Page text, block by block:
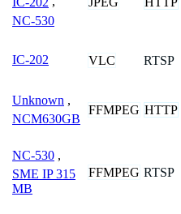
NC-530
IC-202 VLC RTSP
Unknown ,
NCM630GB
FFMPEG HTTP
NC-530 ,
SME IP 315
MB
FFMPEG RTSP